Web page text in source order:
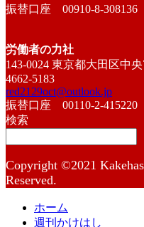
振替口座 00910-8-308136
労働者の力社
143-0024 東京都大田区中
4662-5183
red2129oct@outlook.jp
振替口座 00110-2-415220
検索
Copyright ©2021
Reserved.
ホーム
週刊かけはし